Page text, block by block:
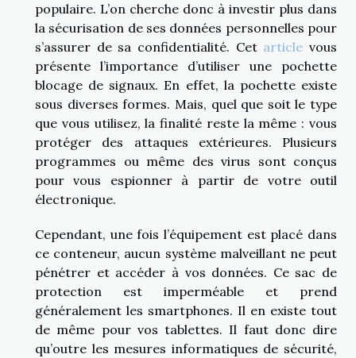
populaire. L’on cherche donc à investir plus dans
la sécurisation de ses données personnelles pour
s’assurer de sa confidentialité. Cet article vous
présente l’importance d’utiliser une pochette
blocage de signaux. En effet, la pochette existe
sous diverses formes. Mais, quel que soit le type
que vous utilisez, la finalité reste la même : vous
protéger des attaques extérieures. Plusieurs
programmes ou même des virus sont conçus
pour vous espionner à partir de votre outil
électronique.
Cependant, une fois l’équipement est placé dans
ce conteneur, aucun système malveillant ne peut
pénétrer et accéder à vos données. Ce sac de
protection est imperméable et prend
généralement les smartphones. Il en existe tout
de même pour vos tablettes. Il faut donc dire
qu’outre les mesures informatiques de sécurité,